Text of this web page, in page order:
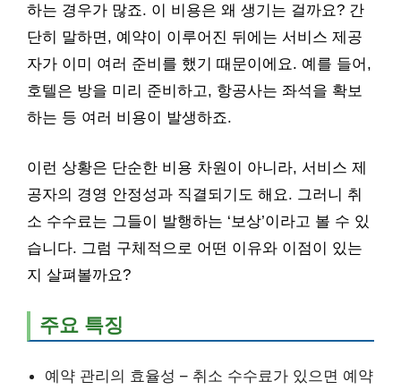
하는 경우가 많죠. 이 비용은 왜 생기는 걸까요? 간
단히 말하면, 예약이 이루어진 뒤에는 서비스 제공
자가 이미 여러 준비를 했기 때문이에요. 예를 들어,
호텔은 방을 미리 준비하고, 항공사는 좌석을 확보
하는 등 여러 비용이 발생하죠.
이런 상황은 단순한 비용 차원이 아니라, 서비스 제
공자의 경영 안정성과 직결되기도 해요. 그러니 취
소 수수료는 그들이 발행하는 ‘보상’이라고 볼 수 있
습니다. 그럼 구체적으로 어떤 이유와 이점이 있는
지 살펴볼까요?
주요 특징
예약 관리의 효율성 – 취소 수수료가 있으면 예약